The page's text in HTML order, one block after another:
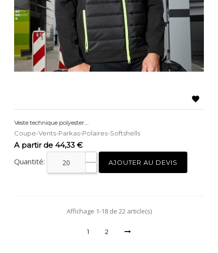

Veste technique polyester...
Coupe-Vents-Parkas-Polaires-Softshells
Prix
A partir de 44,33 €
Quantité: AJOUTER AU DEVIS
Affichage 1-18 de 22 article(s)
1 2